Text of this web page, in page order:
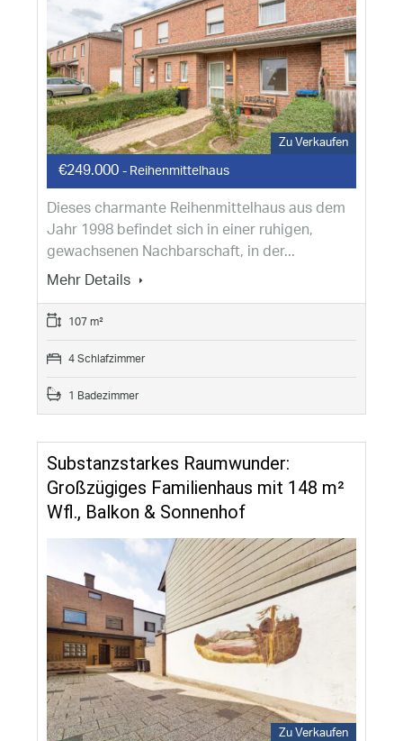
Zu Verkaufen
€249.000 - Reihenmittelhaus
Dieses charmante Reihenmittelhaus aus dem
Jahr 1998 befindet sich in einer ruhigen,
gewachsenen Nachbarschaft, in der...
Mehr Details
107 m²
4 Schlafzimmer
1 Badezimmer
Substanzstarkes Raumwunder:
Großzügiges Familienhaus mit 148 m²
Wfl., Balkon & Sonnenhof
Zu Verkaufen